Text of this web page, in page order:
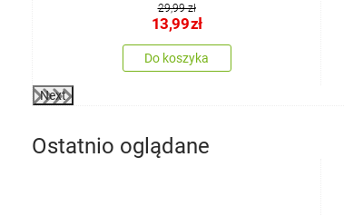
29,99 zł
13,99zł
Do koszyka
Next
Ostatnio oglądane